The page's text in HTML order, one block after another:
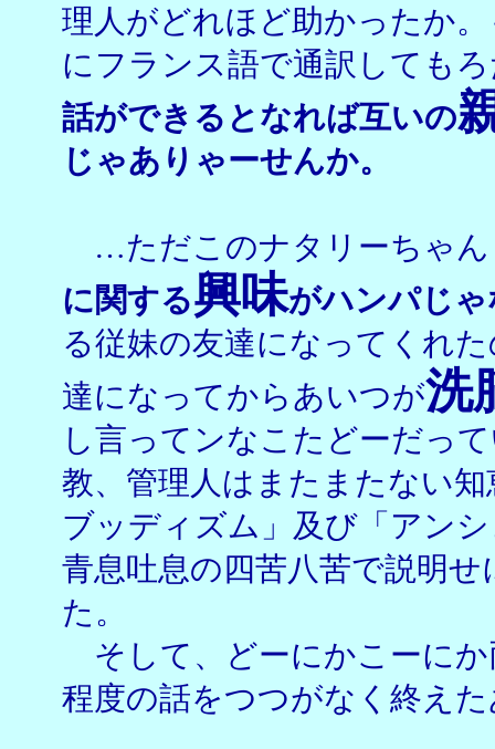
理人がどれほど助かったか
にフランス語で通訳しても
話ができるとなれば互いの
じゃありゃーせんか。
…ただこのナタリーちゃん
に関する興味がハンパじ
る従妹の友達になってくれ
達になってからあいつが洗
し言ってンなこたどーだっ
教、管理人はまたまたない
ブッディズム」及び「アン
青息吐息の四苦八苦で説明
た。
そして、どーにかこーに
程度の話をつつがなく終え